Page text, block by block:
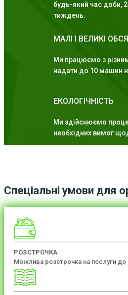
будь-який час доби,
тиждень.
МАЛІ І ВЕЛИКІ
Ми працюємо з
надати до 10 машин
ЕКОЛОГІЧНІСТЬ
Ми здійснюємо
необхідних вимог
Спеціальні умови для
РОЗСТРОЧКА
Можлива розстрочка на послуги до